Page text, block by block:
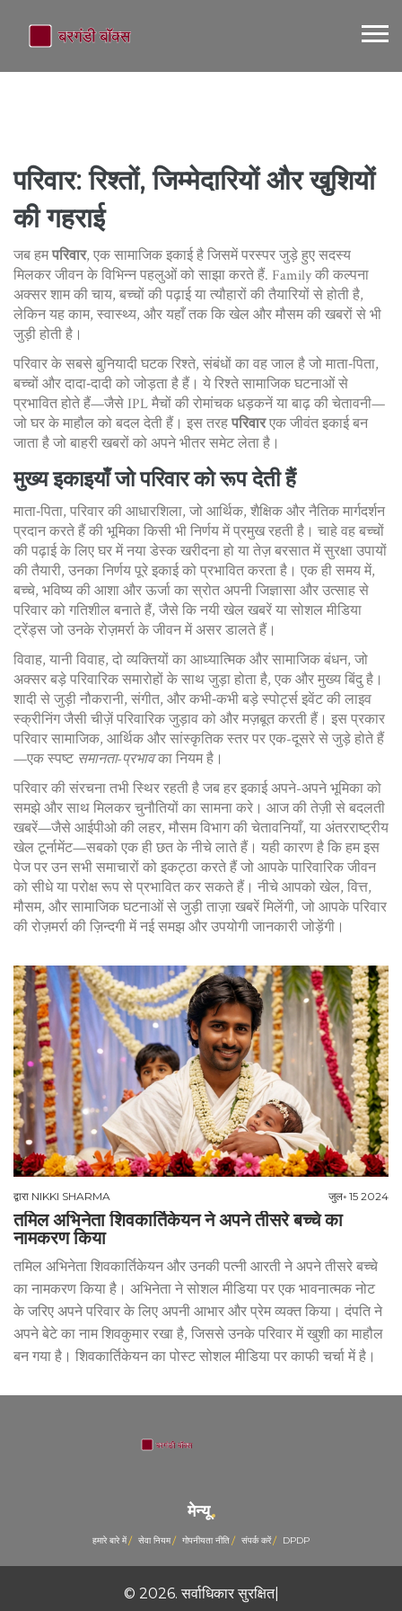
परिवार: रिश्तों, जिम्मेदारियों और खुशियों
की गहराई
जब हमपरिवार, एक सामाजिक इकाई है जिसमें परस्पर जुड़े हुए सदस्य
मिलकर जीवन के विभिन्न पहलुओं को साझा करते हैं. Familyकी कल्पना
अक्सर शाम की चाय, बच्चों की पढ़ाई या त्यौहारों की तैयारियों से होती है,
लेकिन यह काम, स्वास्थ्य, और यहाँ तक कि खेल और मौसम की खबरों से भी
जुड़ी होती है।
परिवार के सबसे बुनियादी घटकरिश्ते, संबंधों का वह जाल है जो माता‑पिता,
बच्चों और दादा‑दादी को जोड़ता हैहैं। ये रिश्ते सामाजिक घटनाओं से
प्रभावित होते हैं—जैसे IPL मैचों की रोमांचक धड़कनें या बाढ़ की चेतावनी—
जो घर के माहौल को बदल देती हैं। इस तरहपरिवारएक जीवंत इकाई बन
जाता है जो बाहरी खबरों को अपने भीतर समेट लेता है।
मुख्य इकाइयाँ जो परिवार को रूप देती हैं
माता‑पिता, परिवार की आधारशिला, जो आर्थिक, शैक्षिक और नैतिक मार्गदर्शन
प्रदान करते हैंकी भूमिका किसी भी निर्णय में प्रमुख रहती है। चाहे वह बच्चों
की पढ़ाई के लिए घर में नया डेस्क खरीदना हो या तेज़ बरसात में सुरक्षा उपायों
की तैयारी, उनका निर्णय पूरे इकाई को प्रभावित करता है। एक ही समय में,
बच्चे, भविष्य की आशा और ऊर्जा का स्रोतअपनी जिज्ञासा और उत्साह से
परिवार को गतिशील बनाते हैं, जैसे कि नयी खेल खबरें या सोशल मीडिया
ट्रेंड्स जो उनके रोज़मर्रा के जीवन में असर डालते हैं।
विवाह, यानीविवाह, दो व्यक्तियों का आध्यात्मिक और सामाजिक बंधन, जो
अक्सर बड़े परिवारिक समारोहों के साथ जुड़ा होता है, एक और मुख्य बिंदु है।
शादी से जुड़ी नौकरानी, संगीत, और कभी‑कभी बड़े स्पोर्ट्स इवेंट की लाइव
स्क्रीनिंग जैसी चीज़ें परिवारिक जुड़ाव को और मज़बूत करती हैं। इस प्रकार
परिवार सामाजिक, आर्थिक और सांस्कृतिक स्तर पर एक-दूसरे से जुड़े होते हैं
—एक स्पष्ट समानता-प्रभावका नियम है।
परिवार की संरचना तभी स्थिर रहती है जब हर इकाई अपने-अपने भूमिका को
समझे और साथ मिलकर चुनौतियों का सामना करे। आज की तेज़ी से बदलती
खबरें—जैसे आईपीओ की लहर, मौसम विभाग की चेतावनियाँ, या अंतरराष्ट्रीय
खेल टूर्नामेंट—सबको एक ही छत के नीचे लाते हैं। यही कारण है कि हम इस
पेज पर उन सभी समाचारों को इकट्ठा करते हैं जो आपके पारिवारिक जीवन
को सीधे या परोक्ष रूप से प्रभावित कर सकते हैं। नीचे आपको खेल, वित्त,
मौसम, और सामाजिक घटनाओं से जुड़ी ताज़ा खबरें मिलेंगी, जो आपके परिवार
की रोज़मर्रा की ज़िन्दगी में नई समझ और उपयोगी जानकारी जोड़ेंगी।
द्वारा NIKKI SHARMA जुल॰ 15 2024
तमिल अभिनेता शिवकार्तिकेयन ने अपने तीसरे बच्चे का
नामकरण किया
तमिल अभिनेता शिवकार्तिकेयन और उनकी पत्नी आरती ने अपने तीसरे बच्चे
का नामकरण किया है। अभिनेता ने सोशल मीडिया पर एक भावनात्मक नोट
के जरिए अपने परिवार के लिए अपनी आभार और प्रेम व्यक्त किया। दंपति ने
अपने बेटे का नाम शिवकुमार रखा है, जिससे उनके परिवार में खुशी का माहौल
बन गया है। शिवकार्तिकेयन का पोस्ट सोशल मीडिया पर काफी चर्चा में है।
मेन्यू
हमारे बारे में सेवा नियम गोपनीयता नीति संपर्क करें DPDP
© 2026. सर्वाधिकार सुरक्षित|